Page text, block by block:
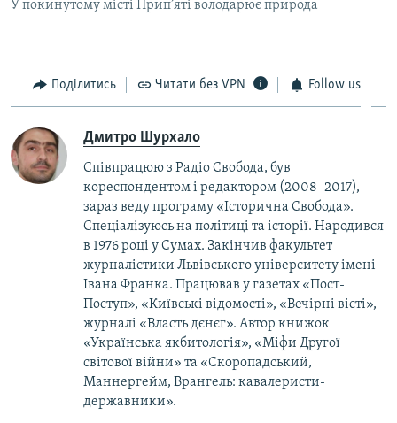
У покинутому місті Прип’яті володарює природа
Поділитись Читати без VPN Follow us
Дмитро Шурхало
Співпрацюю з Радіо Свобода, був
кореcпондентом і редактором (2008–2017),
зараз веду програму «Історична Свобода».
Спеціалізуюсь на політиці та історії. Народився
в 1976 році у Сумах. Закінчив факультет
журналістики Львівського університету імені
Івана Франка. Працював у газетах «Пост-
Поступ», «Київські відомості», «Вечірні вісті»,
журналі «Власть дєнєг». Автор книжок
«Українська якбитологія», «Міфи Другої
світової війни» та «Скоропадський,
Маннергейм, Врангель: кавалеристи-
державники».